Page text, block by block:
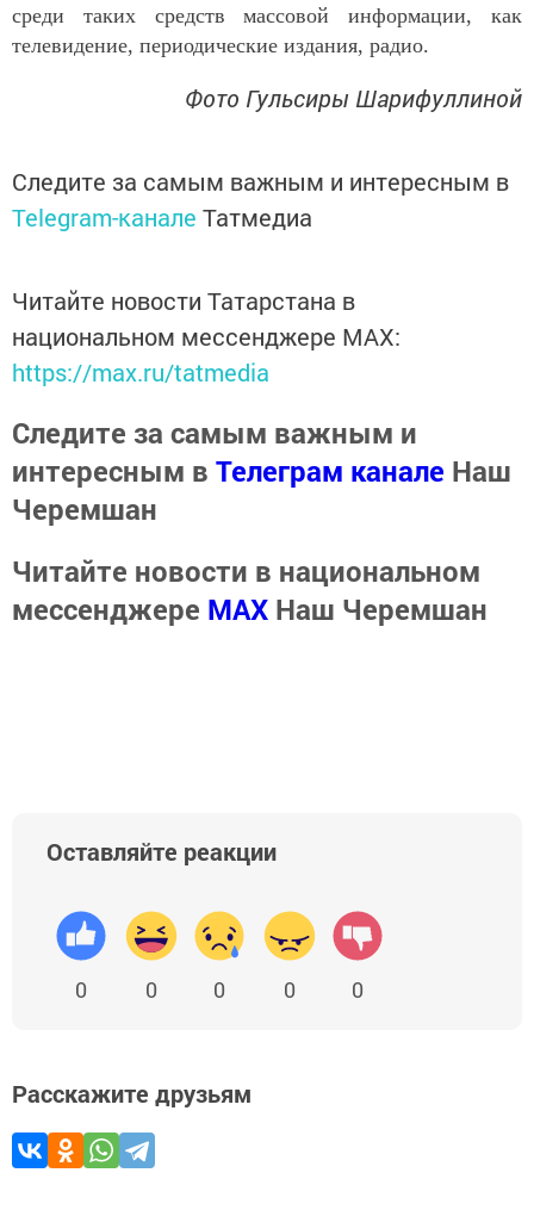
среди таких средств массовой информации, как
телевидение, периодические издания, радио.
Фото Гульсиры Шарифуллиной
Следите за самым важным и интересным в
Telegram-канале Татмедиа
Читайте новости Татарстана в
национальном мессенджере MАХ:
https://max.ru/tatmedia
Следите за самым важным и
интересным в Телеграм канале Наш
Черемшан
Читайте новости в национальном
мессенджере MАХ Наш Черемшан
Оставляйте реакции
0 0 0 0 0
Расскажите друзьям